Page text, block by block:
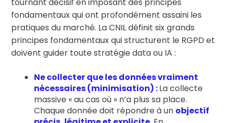
tournant décisif en imposant des principes
fondamentaux qui ont profondément assaini les
pratiques du marché. La CNIL définit six grands
principes fondamentaux qui structurent le RGPD et
doivent guider toute stratégie data ou IA :
Ne collecter que les données vraiment
nécessaires (minimisation) :La collecte
massive « au cas où » n’a plus sa place.
Chaque donnée doit répondre à un objectif